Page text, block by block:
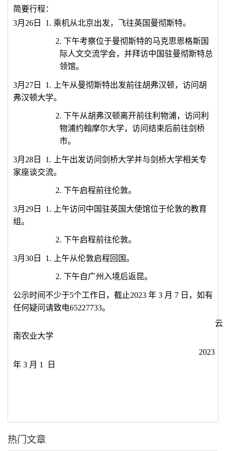
简要行程：
3月 26 日 1 . 乘机从北京出发，飞往英国曼彻斯特。
2. 下午考察位于曼彻斯特的马克思恩格斯国
际人文交流学会，并拜访中国驻曼彻斯特总
领馆。
3月 27 日 1 .
上午从曼彻斯特出发前往胡弗汉顿，访问胡
弗汉顿大学。
2. 下午从胡弗汉顿离开前往利物浦，访问利
物浦约翰摩尔大学，访问结束后前往剑桥
市。
3月 28 日 1 .
上午出发访问剑桥大学并与剑桥大学相关专
家座谈交流。
2. 下午启程前往伦敦。
3月 29 日 1 .
上午访问中国驻英国大使馆位于伦敦的教育
组。
2. 下午启程前往伦敦。
3月 30 日 1 . 上午从伦敦启程回国。
2. 下午自广州入境后返昆。
公示时间 不少于5个工作日， 截止2023 年 3 月 7 日，如有
任何疑问请致电65227733。
云
南农业大学
2023
年 3 月 1 日
热门文章